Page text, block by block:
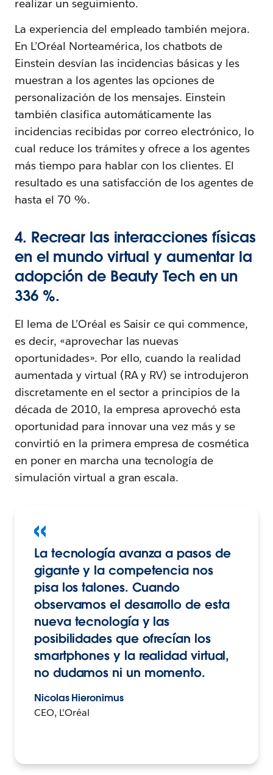
realizar un seguimiento.
La experiencia del empleado también mejora.
En L’Oréal Norteamérica, los chatbots de
Einstein desvían las incidencias básicas y les
muestran a los agentes las opciones de
personalización de los mensajes. Einstein
también clasifica automáticamente las
incidencias recibidas por correo electrónico, lo
cual reduce los trámites y ofrece a los agentes
más tiempo para hablar con los clientes. El
resultado es una satisfacción de los agentes de
hasta el 70 %.
4. Recrear las interacciones físicas
en el mundo virtual y aumentar la
adopción de Beauty Tech en un
336 %.
El lema de L’Oréal es Saisir ce qui commence,
es decir, «aprovechar las nuevas
oportunidades». Por ello, cuando la realidad
aumentada y virtual (RA y RV) se introdujeron
discretamente en el sector a principios de la
década de 2010, la empresa aprovechó esta
oportunidad para innovar una vez más y se
convirtió en la primera empresa de cosmética
en poner en marcha una tecnología de
simulación virtual a gran escala.
La tecnología avanza a pasos de
gigante y la competencia nos
pisa los talones. Cuando
observamos el desarrollo de esta
nueva tecnología y las
posibilidades que ofrecían los
smartphones y la realidad virtual,
no dudamos ni un momento.
Nicolas Hieronimus
CEO, L'Oréal